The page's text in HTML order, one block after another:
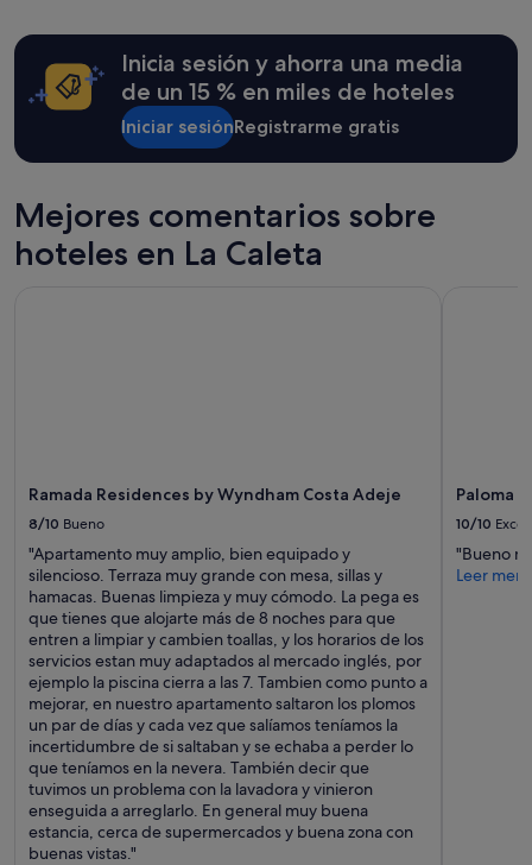
Inicia sesión y ahorra una media
de un 15 % en miles de hoteles
Iniciar sesiónRegistrarme gratis
Mejores comentarios sobre
hoteles en La Caleta
Ramada Residences by Wyndham Costa Adeje
8/10 Bueno
"Apartamento muy amplio, bien equipado y
silencioso. Terraza muy grande con mesa, sillas y
hamacas. Buenas limpieza y muy cómodo. La pega es
que tienes que alojarte más de 8 noches para que
entren a limpiar y cambien toallas, y los horarios de los
servicios estan muy adaptados al mercado inglés, por
ejemplo la piscina cierra a las 7. Tambien como punto a
mejorar, en nuestro apartamento saltaron los plomos
un par de días y cada vez que salíamos teníamos la
incertidumbre de si saltaban y se echaba a perder lo
que teníamos en la nevera. También decir que
tuvimos un problema con la lavadora y vinieron
enseguida a arreglarlo. En general muy buena
estancia, cerca de supermercados y buena zona con
buenas vistas."
Paloma
10/10
"Bueno
Leer